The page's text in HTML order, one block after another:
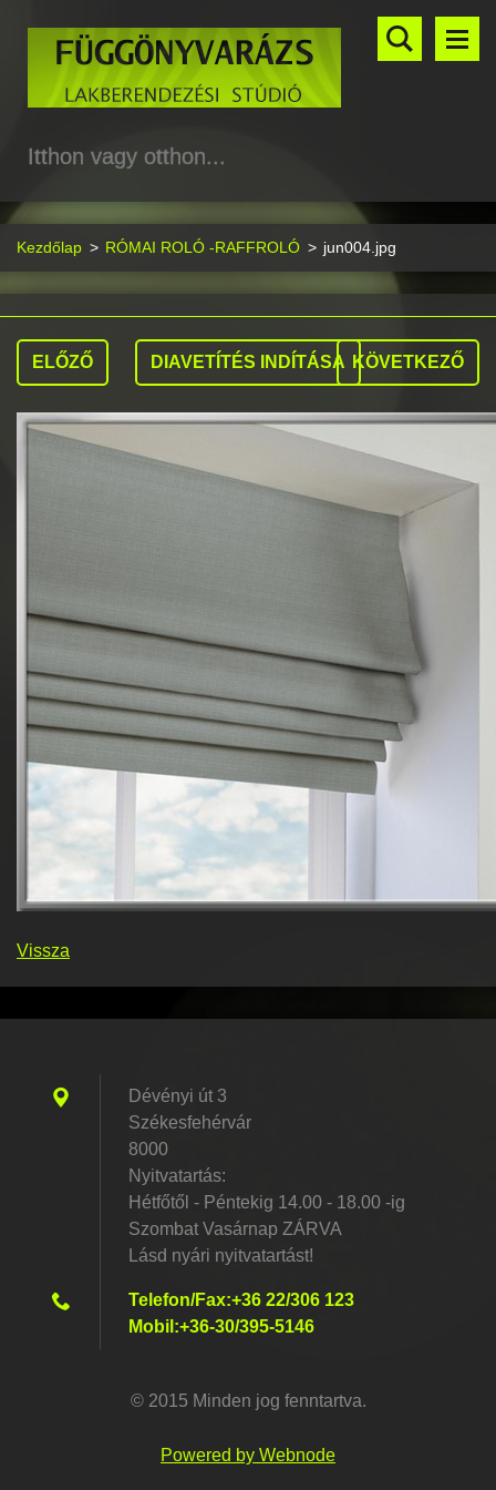
Itthon vagy otthon...
Kezdőlap > RÓMAI ROLÓ -RAFFROLÓ > jun004.jpg
ELŐZŐ DIAVETÍTÉS INDÍTÁSA KÖVETKEZŐ
Vissza
Dévényi út 3
Székesfehérvár
8000
Nyitvatartás:
Hétfőtől - Péntekig 14.00 - 18.00 -ig
Szombat Vasárnap ZÁRVA
Lásd nyári nyitvatartást!
Telefon/Fax:+36 22/306 123
Mobil:+36-30/395-5146
© 2015 Minden jog fenntartva.
Powered by Webnode